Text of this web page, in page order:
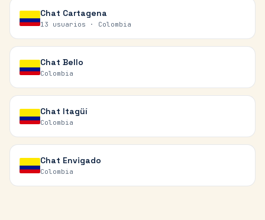
Chat Cartagena
13 usuarios · Colombia
Chat Bello
Colombia
Chat Itagüí
Colombia
Chat Envigado
Colombia